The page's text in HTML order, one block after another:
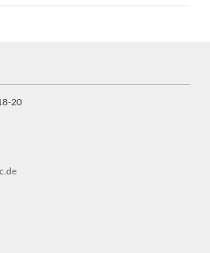
20